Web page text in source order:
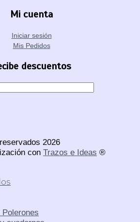
Mi cuenta
Iniciar sesión
Mis Pedidos
descuentos
2026
con Trazos e Ideas ®